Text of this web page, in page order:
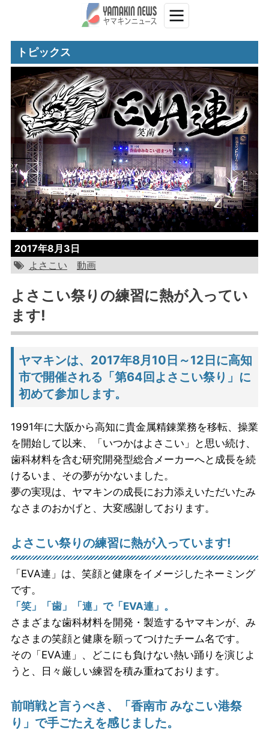
トピックス
2017年8月3日
よさこい
動画
よさこい祭りの練習に熱が入ってい
ます!
ヤマキンは、2017年8月10日～12日に高知
市で開催される「第64回よさこい祭り」に
初めて参加します。
1991年に大阪から高知に貴金属精錬業務を移転、操業
を開始して以来、「いつかはよさこい」と思い続け、
歯科材料を含む研究開発型総合メーカーへと成長を続
けるいま、その夢がかないました。
夢の実現は、ヤマキンの成長にお力添えいただいたみ
なさまのおかげと、大変感謝しております。
よさこい祭りの練習に熱が入っています!
「EVA連」は、笑顔と健康をイメージしたネーミング
です。
「笑」「歯」「連」で「EVA連」。
さまざまな歯科材料を開発・製造するヤマキンが、み
なさまの笑顔と健康を願ってつけたチーム名です。
その「EVA連」、どこにも負けない熱い踊りを演じよ
うと、日々厳しい練習を積み重ねております。
前哨戦と言うべき、「香南市 みなこい港祭
り」で手ごたえを感じました。